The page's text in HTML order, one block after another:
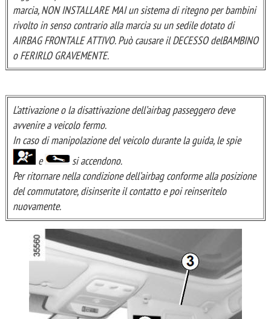
marcia, NON INSTALLARE MAI un sistema di ritegno per bambini
rivolto in senso contrario alla marcia su un sedile dotato di
AIRBAG FRONTALE ATTIVO. Può causare il DECESSO delBAMBINO
o FERIRLO GRAVEMENTE.
L’attivazione o la disattivazione dell’airbag passeggero deve
avvenire a veicolo fermo.
In caso di manipolazione del veicolo durante la guida, le spie
e
si accendono.
Per ritornare nella condizione dell’airbag conforme alla posizione
del commutatore, disinserite il contatto e poi reinseritelo
nuovamente.